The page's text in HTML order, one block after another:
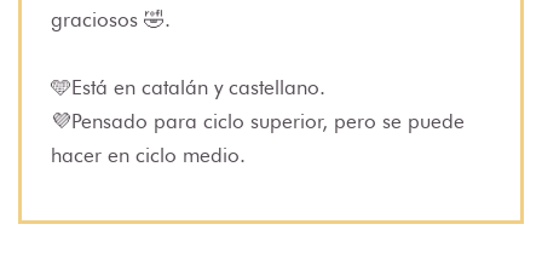
graciosos 🤣.
🩵Está en catalán y castellano.
💜Pensado para ciclo superior, pero se puede
hacer en ciclo medio.